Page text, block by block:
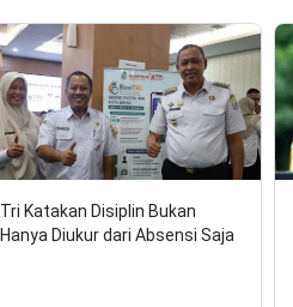
Tri Katakan Disiplin Bukan
Hanya Diukur dari Absensi Saja